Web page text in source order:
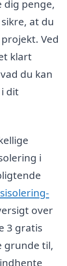
dig penge,
at du
Ved
klart
du kan
dit
i
over
3 gratis
grunde til,